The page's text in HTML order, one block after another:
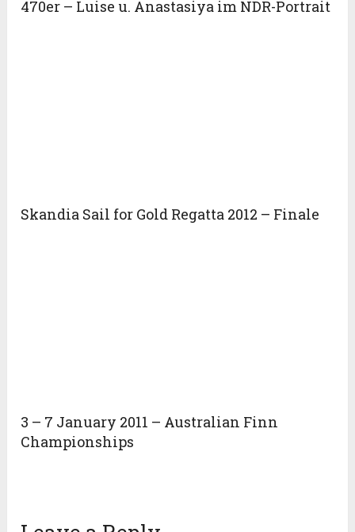
470er – Luise u. Anastasiya im NDR-Portrait
Skandia Sail for Gold Regatta 2012 – Finale
3 – 7 January 2011 – Australian Finn
Championships